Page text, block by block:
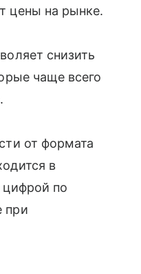
цены на рынке.
снизить
чаще всего
от формата
в
цифрой по
при